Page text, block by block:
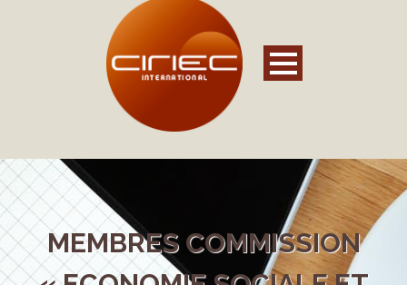
MEMBRES COMMISSION